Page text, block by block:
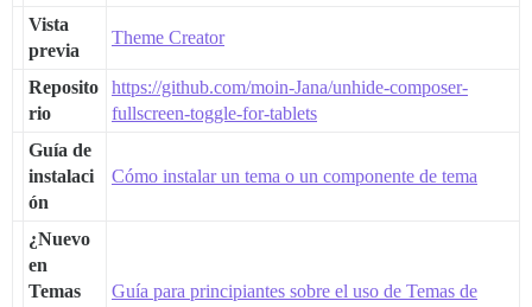
Vista
previa
Theme Creator
Reposito
rio
https://github.com/moin-Jana/unhide-composer-
fullscreen-toggle-for-tablets
Guía de
instalaci
ón
Cómo instalar un tema o un componente de tema
¿Nuevo
en
Temas
Guía para principiantes sobre el uso de Temas de